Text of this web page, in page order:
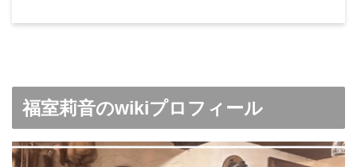
福室莉音のwikiプロフィール